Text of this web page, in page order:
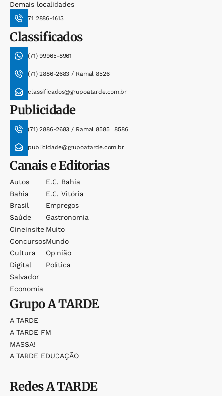
Demais localidades
71 2886-1613
Classificados
(71) 99965-8961
(71) 2886-2683 / Ramal 8526
classificados@grupoatarde.com.br
Publicidade
(71) 2886-2683 / Ramal 8585 | 8586
publicidade@grupoatarde.com.br
Canais e Editorias
Autos
Bahia
Brasil
Saúde
Cineinsite
Concursos
Cultura
Digital
Salvador
Economia
E.c. Bahia
E.c. Vitória
Empregos
Gastronomia
Muito
Mundo
Opinião
Política
GrupoA TARDE
A TARDE
A TARDE FM
MASSA!
A TARDE EDUCAÇÃO
RedesA TARDE